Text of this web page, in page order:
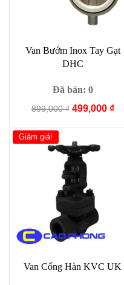
Van Bướm Inox Tay Gạt
DHC
Đã bán: 0
899,000₫ Giá
899,000 ₫.
499,000 ₫Giá
Giảm giá!
Van Cổng Hàn KVC UK